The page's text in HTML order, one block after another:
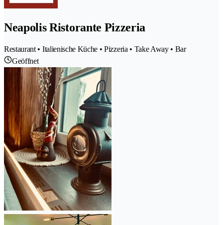
Neapolis Ristorante Pizzeria
Restaurant • Italienische Küche • Pizzeria • Take Away • Bar
Geöffnet